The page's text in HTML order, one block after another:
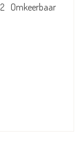
Omkeerbaar